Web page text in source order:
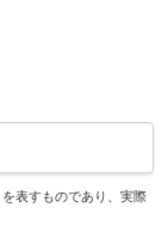
表すものであり、実際